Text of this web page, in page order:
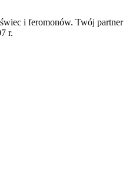
i feromonów. Twój partner
r.